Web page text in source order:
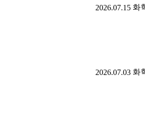
2026.07.15 화
2026.07.03 화